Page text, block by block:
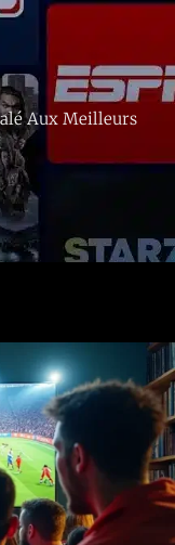
Aux Meilleurs